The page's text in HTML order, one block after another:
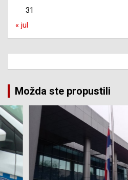
31
« jul
Možda ste propustili